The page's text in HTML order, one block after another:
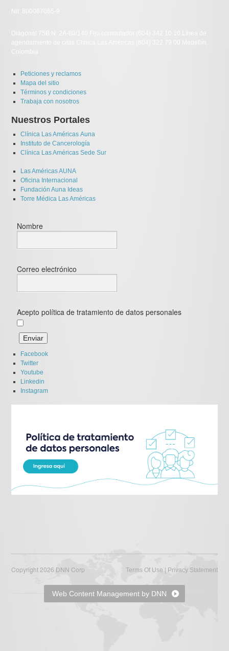
Nit: 800067065-9
Diagonal 75B N. 2A-80/140 Fijo conmutador (604) 342 10 10 Línea de
agendamiento de citas Clínica Las Américas (604) 322 79 00 Medellín,
Colombia
Peticiones y reclamos
Mapa del sitio
Términos y condiciones
Trabaja con nosotros
Nuestros Portales
Clínica Las Américas Auna
Instituto de Cancerología
Clínica Las Américas Sede Sur
Las Américas AUNA
Oficina Internacional
Fundación Auna Ideas
Torre Médica Las Américas
Nombre
Correo electrónico
Acepto política de tratamiento de datos personales
Facebook
Twitter
Youtube
Linkedin
Instagram
Terms Of Use | Privacy Statement
Copyright 2026 DNN Corp
Web Content Management by DNN